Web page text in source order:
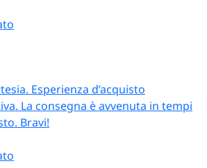
Esperienza d’acquisto
La consegna è avvenuta in tempi
Bravi!